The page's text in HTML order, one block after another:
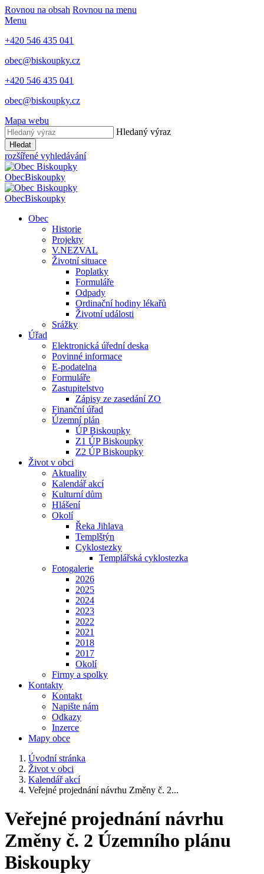
Rovnou na obsah Rovnou na menu
Menu
+420 546 435 041
obec@biskoupky.cz
+420 546 435 041
obec@biskoupky.cz
Mapa webu
Hledaný výraz
Hledat
rozšířené vyhledávání
ObecBiskoupky
ObecBiskoupky
Obec
Historie
Projekty
V.NEZVAL
Životní situace
Poplatky
Formuláře
Odpady
Ordinační hodiny lékařů
Životní události
Srážky
Úřad
Elektronická úřední deska
Povinné informace
E-podatelna
Formuláře
Zastupitelstvo
Zápisy ze zasedání ZO
Finanční úřad
Územní plán
ÚP Biskoupky
Z1 ÚP Biskoupky
Z2 ÚP Biskoupky
Život v obci
Aktuality
Kalendář akcí
Kulturní dům
Hlášení
Okolí
Řeka Jihlava
Templštýn
Cyklostezky
Templářská cyklostezka
Fotogalerie
2026
2025
2024
2023
2022
2021
2018
2017
Okolí
Firmy a spolky
Kontakty
Kontakt
Napište nám
Odkazy
Inzerce
Mapy obce
Úvodní stránka
Život v obci
Kalendář akcí
Veřejné projednání návrhu Změny č. 2...
Veřejné projednání návrhu
Změny č. 2 Územního plánu
Biskoupky